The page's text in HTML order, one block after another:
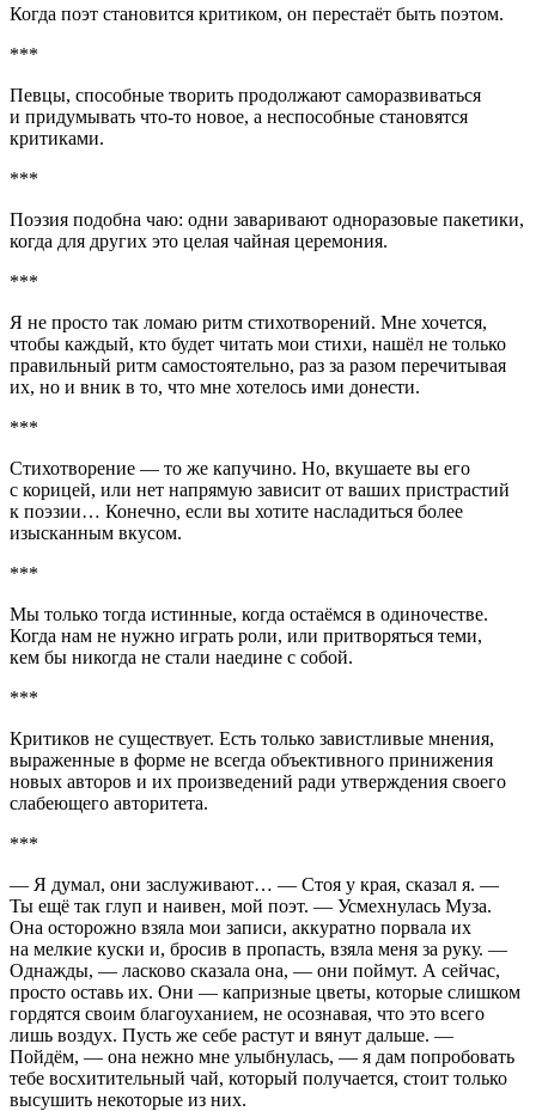
Когда поэт становится критиком, он перестаёт быть поэтом.
***
Певцы, способные творить продолжают саморазвиваться
и придумывать что-то новое, а неспособные становятся
критиками.
***
Поэзия подобна чаю: одни заваривают одноразовые пакетики,
когда для других это целая чайная церемония.
***
Я не просто так ломаю ритм стихотворений. Мне хочется,
чтобы каждый, кто будет читать мои стихи, нашёл не только
правильный ритм самостоятельно, раз за разом перечитывая
их, но и вник в то, что мне хотелось ими донести.
***
Стихотворение — то же капучино. Но, вкушаете вы его
с корицей, или нет напрямую зависит от ваших пристрастий
к поэзии… Конечно, если вы хотите насладиться более
изысканным вкусом.
***
Мы только тогда истинные, когда остаёмся в одиночестве.
Когда нам не нужно играть роли, или притворяться теми,
кем бы никогда не стали наедине с собой.
***
Критиков не существует. Есть только завистливые мнения,
выраженные в форме не всегда объективного принижения
новых авторов и их произведений ради утверждения своего
слабеющего авторитета.
***
— Я думал, они заслуживают… — Стоя у края, сказал я. —
Ты ещё так глуп и наивен, мой поэт. — Усмехнулась Муза.
Она осторожно взяла мои записи, аккуратно порвала их
на мелкие куски и, бросив в пропасть, взяла меня за руку. —
Однажды, — ласково сказала она, — они поймут. А сейчас,
просто оставь их. Они — капризные цветы, которые слишком
гордятся своим благоуханием, не осознавая, что это всего
лишь воздух. Пусть же себе растут и вянут дальше. —
Пойдём, — она нежно мне улыбнулась, — я дам попробовать
тебе восхитительный чай, который получается, стоит только
высушить некоторые из них.